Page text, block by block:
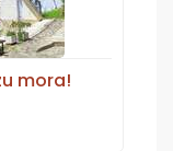
mora!